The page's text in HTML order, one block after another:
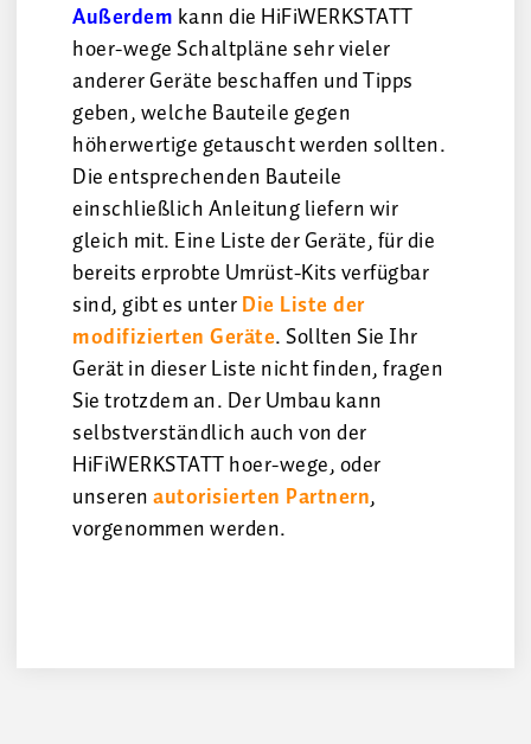
Außerdem kann die HiFiWERKSTATT
hoer-wege Schaltpläne sehr vieler
anderer Geräte beschaffen und Tipps
geben, welche Bauteile gegen
höherwertige getauscht werden sollten.
Die entsprechenden Bauteile
einschließlich Anleitung liefern wir
gleich mit. Eine Liste der Geräte, für die
bereits erprobte Umrüst-Kits verfügbar
sind, gibt es unterDie Liste der
modifizierten Geräte. Sollten Sie Ihr
Gerät in dieser Liste nicht finden, fragen
Sie trotzdem an. Der Umbau kann
selbstverständlich auch von der
HiFiWERKSTATT hoer-wege, oder
unserenautorisierten Partnern,
vorgenommen werden.